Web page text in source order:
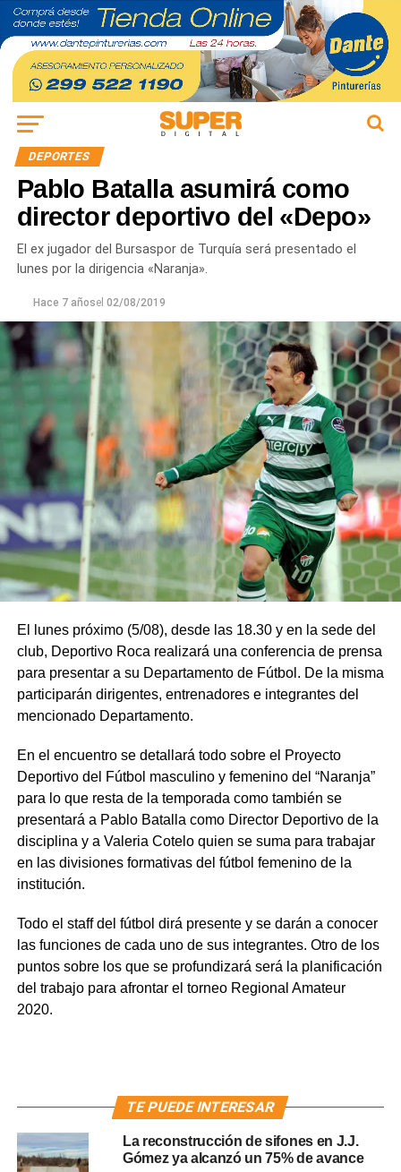
DEPORTES
Pablo Batalla asumirá como
director deportivo del «Depo»
El ex jugador del Bursaspor de Turquía será presentado el
lunes por la dirigencia «Naranja».
Hace 7 añosel 02/08/2019
El lunes próximo (5/08), desde las 18.30 y en la sede del
club, Deportivo Roca realizará una conferencia de prensa
para presentar a su Departamento de Fútbol. De la misma
participarán dirigentes, entrenadores e integrantes del
mencionado Departamento.
En el encuentro se detallará todo sobre el Proyecto
Deportivo del Fútbol masculino y femenino del “Naranja”
para lo que resta de la temporada como también se
presentará a Pablo Batalla como Director Deportivo de la
disciplina y a Valeria Cotelo quien se suma para trabajar
en las divisiones formativas del fútbol femenino de la
institución.
Todo el staff del fútbol dirá presente y se darán a conocer
las funciones de cada uno de sus integrantes. Otro de los
puntos sobre los que se profundizará será la planificación
del trabajo para afrontar el torneo Regional Amateur
2020.
TE PUEDE INTERESAR
La reconstrucción de sifones en J.J.
Gómez ya alcanzó un 75% de avance